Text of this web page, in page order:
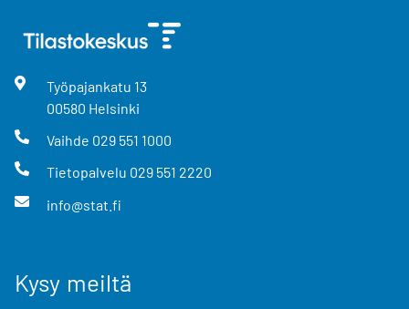
Työpajankatu 13
00580 Helsinki
Vaihde 029 551 1000
Tietopalvelu 029 551 2220
info@stat.fi
Kysy meiltä